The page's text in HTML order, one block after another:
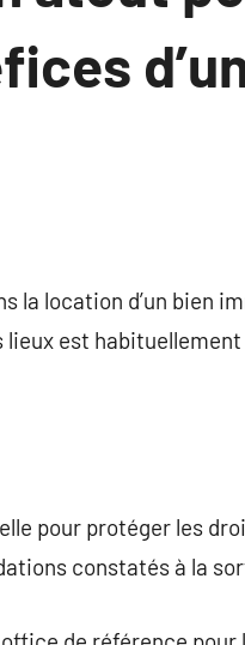
la location d’un bien
lieux est
pour protéger les
constatés à la